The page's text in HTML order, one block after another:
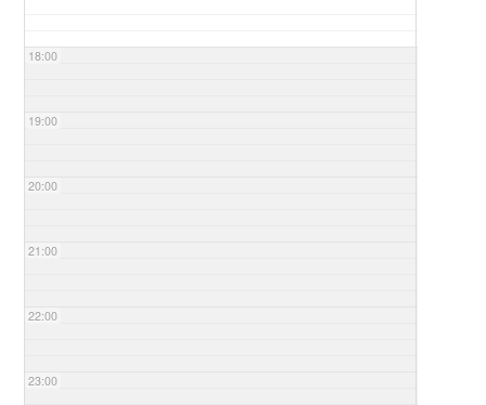
18:00
19:00
20:00
21:00
22:00
23:00